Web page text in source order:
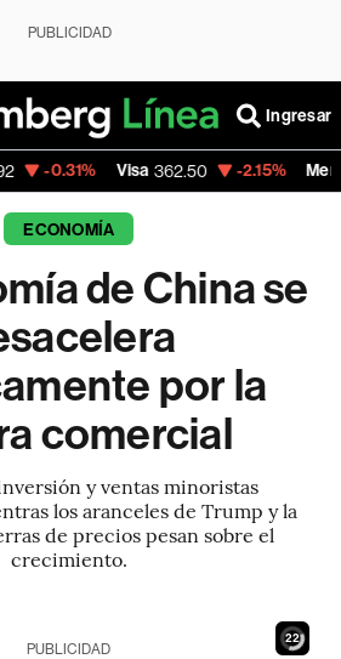
PUBLICIDAD
Ingresar
362.50 -2.15% MercadoLibre
ECONOMÍA
de China se
por la
comercial
y ventas minoristas
los aranceles de Trump y la
de precios pesan sobre el
crecimiento.
20
PUBLICIDAD